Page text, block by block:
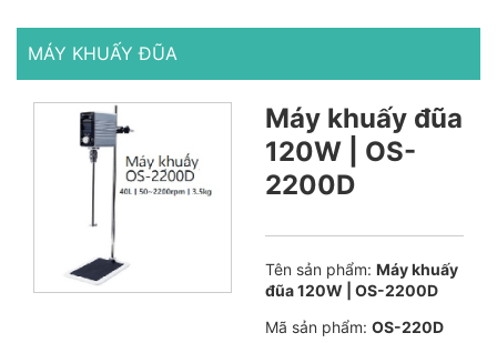
MÁY KHUẤY ĐŨA
Máy khuấy đũa
120W | OS-
2200D
Tên sản phẩm: Máy khuấy
đũa 120W | OS-2200D
Mã sản phẩm: OS-220D